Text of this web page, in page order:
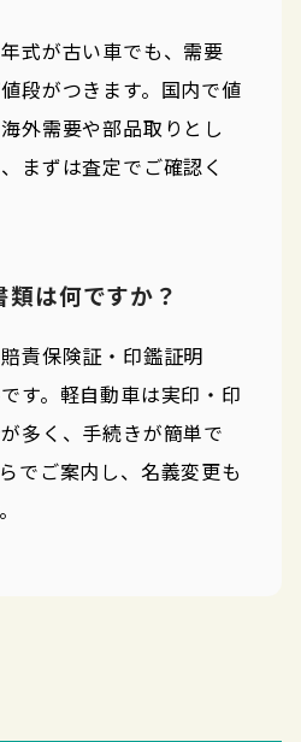
式が古い車でも、需要
段がつきます。国内で値
外需要や部品取りとし
まずは査定でご確認く
は何ですか？
責保険証・印鑑証明
す。軽自動車は実印・印
多く、手続きが簡単で
でご案内し、名義変更も